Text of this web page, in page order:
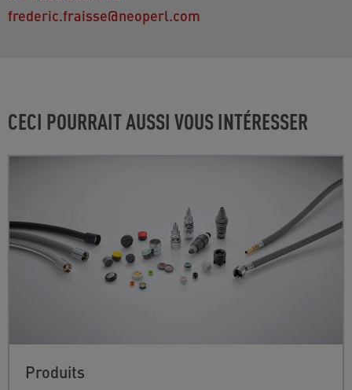
frederic.fraisse@neoperl.com
CECI POURRAIT AUSSI VOUS INTÉRESSER
Produits